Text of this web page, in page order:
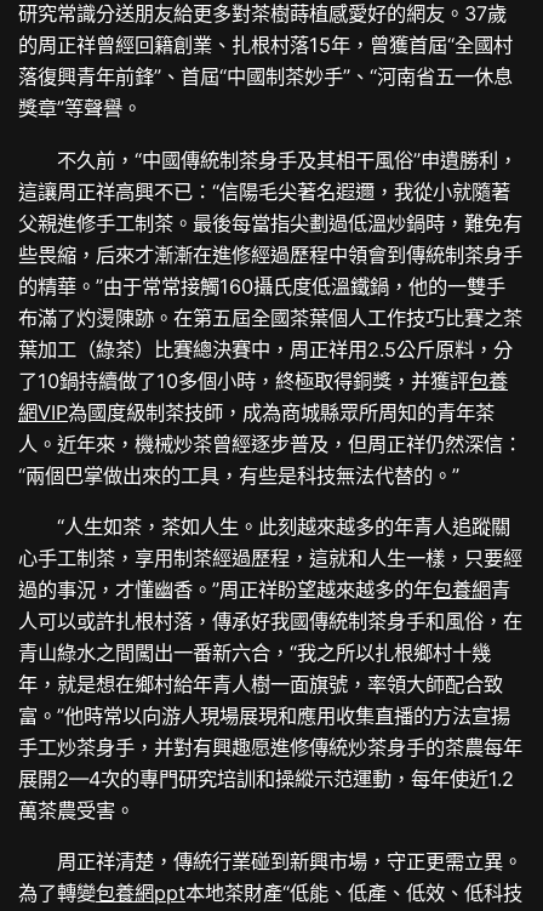
研究常識分送朋友給更多對茶樹蒔植感愛好的網友。37歲
的周正祥曾經回籍創業、扎根村落15年，曾獲首屆“全國村
落復興青年前鋒”、首屆“中國制茶妙手”、“河南省五一休息
獎章”等聲譽。
不久前，“中國傳統制茶身手及其相干風俗”申遺勝利，
這讓周正祥高興不已：“信陽毛尖著名遐邇，我從小就隨著
父親進修手工制茶。最後每當指尖劃過低溫炒鍋時，難免有
些畏縮，后來才漸漸在進修經過歷程中領會到傳統制茶身手
的精華。”由于常常接觸160攝氏度低溫鐵鍋，他的一雙手
布滿了灼燙陳跡。在第五屆全國茶葉個人工作技巧比賽之茶
葉加工（綠茶）比賽總決賽中，周正祥用2.5公斤原料，分
了10鍋持續做了10多個小時，終極取得銅獎，并獲評包養
網VIP為國度級制茶技師，成為商城縣眾所周知的青年茶
人。近年來，機械炒茶曾經逐步普及，但周正祥仍然深信：
“兩個巴掌做出來的工具，有些是科技無法代替的。”
“人生如茶，茶如人生。此刻越來越多的年青人追蹤關
心手工制茶，享用制茶經過歷程，這就和人生一樣，只要經
過的事況，才懂幽香。”周正祥盼望越來越多的年包養網青
人可以或許扎根村落，傳承好我國傳統制茶身手和風俗，在
青山綠水之間闖出一番新六合，“我之所以扎根鄉村十幾
年，就是想在鄉村給年青人樹一面旗號，率領大師配合致
富。”他時常以向游人現場展現和應用收集直播的方法宣揚
手工炒茶身手，并對有興趣愿進修傳統炒茶身手的茶農每年
展開2—4次的專門研究培訓和操縱示范運動，每年使近1.2
萬茶農受害。
周正祥清楚，傳統行業碰到新興市場，守正更需立異。
為了轉變包養網ppt本地茶財產“低能、低產、低效、低科技